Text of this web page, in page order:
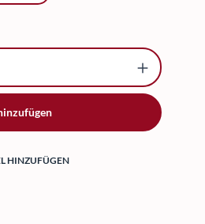
gewünschten Wert
HINZUFÜGEN